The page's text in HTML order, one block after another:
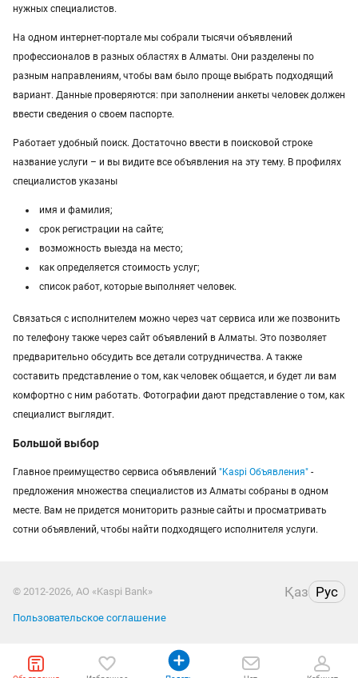
Услуги в Казахстане
нужных специалистов.
На одном интернет-портале мы собрали тысячи объявлений
профессионалов в разных областях в Алматы. Они разделены по
разным направлениям, чтобы вам было проще выбрать подходящий
вариант. Данные проверяются: при заполнении анкеты человек должен
ввести сведения о своем паспорте.
Работает удобный поиск. Достаточно ввести в поисковой строке
название услуги – и вы видите все объявления на эту тему. В профилях
специалистов указаны
имя и фамилия;
срок регистрации на сайте;
возможность выезда на место;
как определяется стоимость услуг;
список работ, которые выполняет человек.
Связаться с исполнителем можно через чат сервиса или же позвонить
по телефону также через сайт объявлений в Алматы. Это позволяет
предварительно обсудить все детали сотрудничества. А также
составить представление о том, как человек общается, и будет ли вам
комфортно с ним работать. Фотографии дают представление о том, как
специалист выглядит.
Большой выбор
Главное преимущество сервиса объявлений "Kaspi Объявления" -
предложения множества специалистов из Алматы собраны в одном
месте. Вам не придется мониторить разные сайты и просматривать
сотни объявлений, чтобы найти подходящего исполнителя услуги.
© 2012-2026, АО «Kaspi Bank» Қаз Рус
Пользовательское соглашение